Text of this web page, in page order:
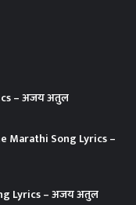
– अजय अतुल
Marathi Song Lyrics –
Lyrics – अजय अतुल